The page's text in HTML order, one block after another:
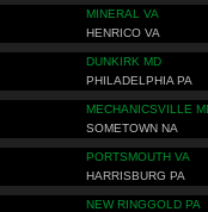
MINERAL VA
HENRICO VA
DUNKIRK MD
PHILADELPHIA PA
MECHANICSVILLE
SOMETOWN NA
PORTSMOUTH VA
HARRISBURG PA
NEW RINGGOLD PA